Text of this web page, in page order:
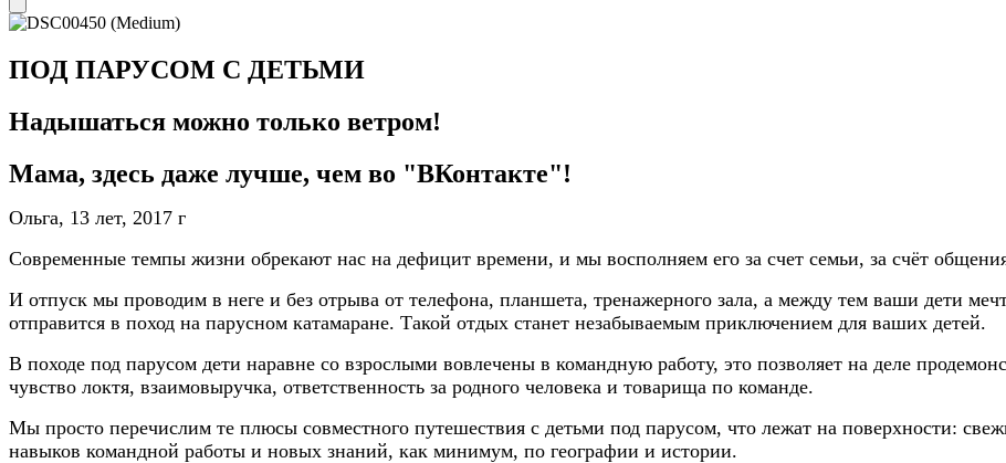
ПОД ПАРУСОМ С ДЕТЬМИ
Надышаться можно только ветром!
Мама, здесь даже лучше, чем во "ВКонтакте"!
Ольга, 13 лет, 2017 г
Современные темпы жизни обрекают нас на дефицит времени, и мы восполняем его за счет семьи, за счёт
И отпуск мы проводим в неге и без отрыва от телефона, планшета, тренажерного зала, а между тем ваши дети
отправится в поход на парусном катамаране. Такой отдых станет незабываемым приключением для ваших детей.
В походе под парусом дети наравне со взрослыми вовлечены в командную работу, это позволяет на деле
чувство локтя, взаимовыручка, ответственность за родного человека и товарища по команде.
Мы просто перечислим те плюсы совместного путешествия с детьми под парусом, что лежат на поверхности:
навыков командной работы и новых знаний, как минимум, по географии и истории.